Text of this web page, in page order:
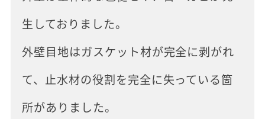
生しておりました。
外壁目地はガスケット材が完全に剥がれ
て、止水材の役割を完全に失っている箇
所がありました。